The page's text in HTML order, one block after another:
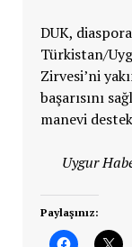
DUK,
Türkistan/
Zirvesi’ni
başarısını
manevi
Uygur
Paylaşınız: